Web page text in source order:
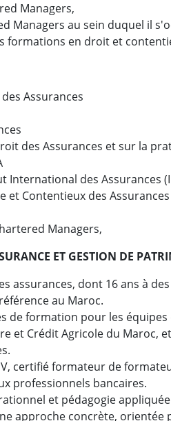
Managers,
Managers au sein duquel il
formations en droit et
Assurances
des Assurances et sur la
International des Assurances
et Contentieux des
Managers,
ET GESTION DE
assurances, dont 16 ans à
au Maroc.
de formation pour les
et Crédit Agricole du Maroc,
certifié formateur de
professionnels bancaires.
et pédagogie
approche concrète, orientée